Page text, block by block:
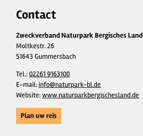
Contact
Zweckverband Naturpark Bergisches Land
Moltkestr. 26
51643 Gummersbach
Tel.:02261 9163100
E-mail:info@naturpark-bl.de
Website:www.naturparkbergischesland.de
Plan uw reis